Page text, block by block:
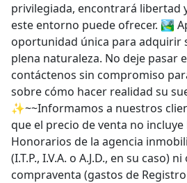
privilegiada, encontrará libertad
este entorno puede ofrecer. 🏞️
oportunidad única para adquirir
plena naturaleza. No deje pasar
contáctenos sin compromiso
sobre cómo hacer realidad su
✨~~Informamos a nuestros
que el precio de venta no
Honorarios de la agencia
(I.T.P., I.V.A. o A.J.D., en su caso)
compraventa (gastos de